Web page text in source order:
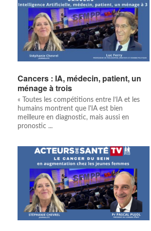
Cancers : IA, médecin, patient, un
ménage à trois
« Toutes les compétitions entre l’IA et les
humains montrent que l'IA est bien
meilleure en diagnostic, mais aussi en
pronostic ...